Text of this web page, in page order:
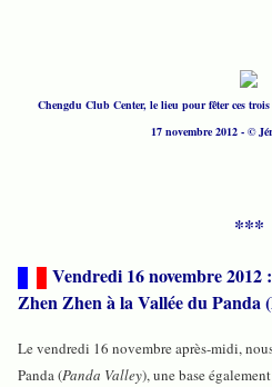
Chengdu Club Center, le lieu pour fêter ces
17 novembre 2012 - ©
***
Vendredi 16 novembre
Zhen Zhen à la Vallée du Panda
Le vendredi 16 novembre après-midi,
Panda (Panda Valley), une base